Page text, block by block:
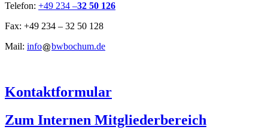
Telefon: +49 234 –32 50 126
Fax: +49 234 – 32 50 128
Mail: info bwbochum.de
Kontaktformular
Zum Internen Mitgliederbereich